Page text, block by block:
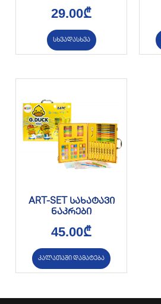
29.00₾
სხვადასხვა
ART-SET სახატავი
ნაკრები
45.00₾
კალათაში დამატება